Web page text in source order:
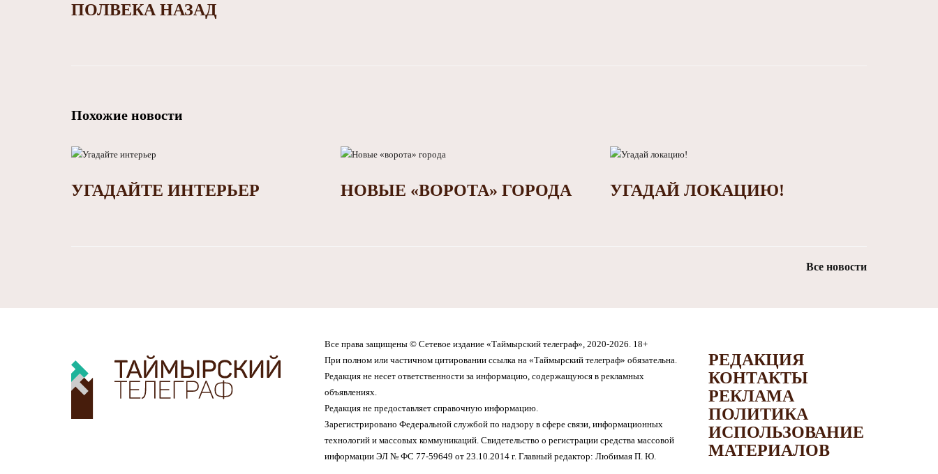
ПОЛВЕКА НАЗАД
Похожие новости
УГАДАЙТЕ ИНТЕРЬЕР НОВЫЕ «ВОРОТА» ГОРОДА УГАДАЙ ЛОКАЦИЮ!
Все новости
Все права защищены © Сетевое издание «Таймырский телеграф», 2020-2026. 18+
При полном или частичном цитировании ссылка на «Таймырский телеграф» обязательна.
Редакция не несет ответственности за информацию, содержащуюся в рекламных
объявлениях.
Редакция не предоставляет справочную информацию.
Зарегистрировано Федеральной службой по надзору в сфере связи, информационных
технологий и массовых коммуникаций. Свидетельство о регистрации средства массовой
информации ЭЛ № ФС 77-59649 от 23.10.2014 г. Главный редактор: Любимая П. Ю.
РЕДАКЦИЯ
КОНТАКТЫ
РЕКЛАМА
ПОЛИТИКА
ИСПОЛЬЗОВАНИЕ
МАТЕРИАЛОВ